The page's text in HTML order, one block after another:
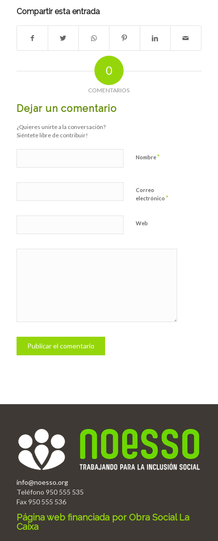
Compartir esta entrada
0
COMENTARIOS
Dejar un comentario
¿Quieres unirte a la conversación?
Siéntete libre de contribuir!
Nombre*
Correo
electrónico *
Web
info@noesso.org
Teléfono 950 555 535
Fax 950 555 536
Página web financiada por Obra Social La
Caixa